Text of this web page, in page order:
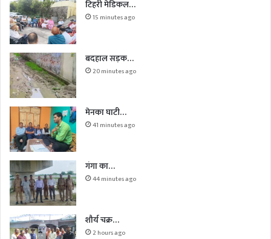
टिहरी मेडिकल…
15 minutes ago
बदहाल सड़क…
20 minutes ago
मेनका घाटी…
41 minutes ago
गंगा का…
44 minutes ago
शौर्य चक्र…
2 hours ago